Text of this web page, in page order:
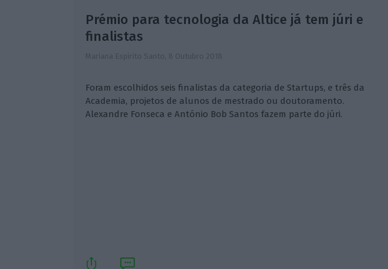
Prémio para tecnologia da Altice já tem júri e
finalistas
Mariana Espírito Santo, 8 Outubro 2018
Foram escolhidos seis finalistas da categoria de Startups, e três da
Academia, projetos de alunos de mestrado ou doutoramento.
Alexandre Fonseca e António Bob Santos fazem parte do júri.